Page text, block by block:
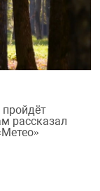
пройдёт
рассказал